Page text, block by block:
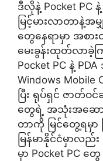
ဒီလိုနဲ့ Pocket PC
မြင့်မားလာတာနဲ့အ
တွေနေရာမှာ အစာ
မေးခွန်းထုတ်လာခဲ့
Pocket PC နဲ့
Windows
ပြီး ရုပ်ရှင် ဇာတ်ဝင်
တွေရဲ့ အသုံးအဆော
တာကို မြင်တွေ့ရမှာ
မြန်မာနိုင်ငံမှာလည်
မှာ Pocket PC တွ